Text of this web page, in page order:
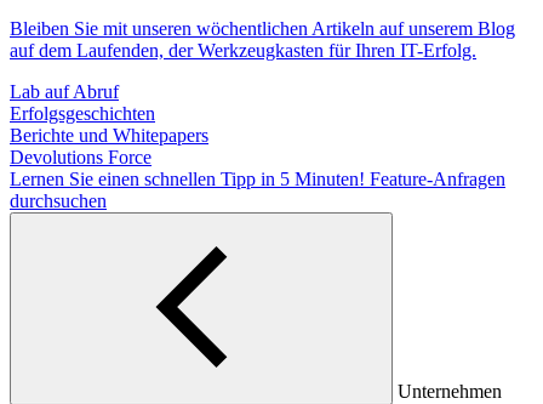
Bleiben Sie mit unseren wöchentlichen Artikeln auf unserem Blog
auf dem Laufenden, der Werkzeugkasten für Ihren IT-Erfolg.
Lab auf Abruf
Erfolgsgeschichten
Berichte und Whitepapers
Devolutions Force
Lernen Sie einen schnellen Tipp in 5 Minuten! Feature-Anfragen
durchsuchen
Unternehmen